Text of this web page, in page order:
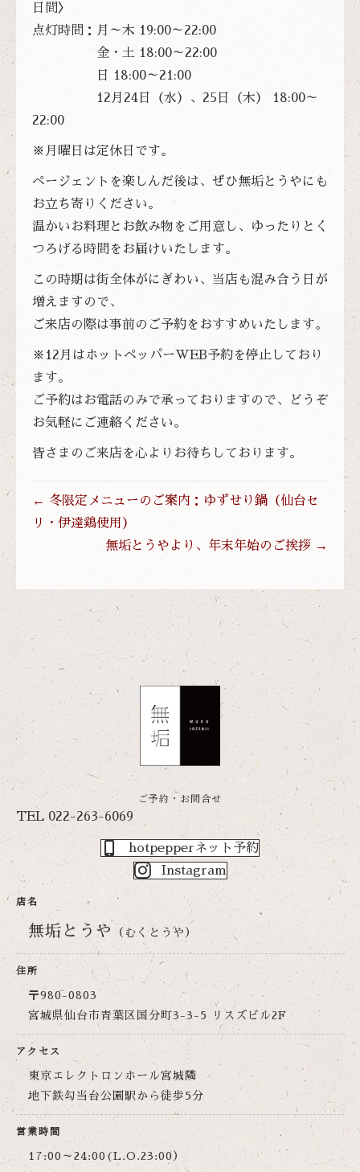
日間〉
点灯時間：月～木 19:00～22:00
金・土 18:00～22:00
日 18:00～21:00
12月24日（水）、25日（木） 18:00～
22:00
※月曜日は定休日です。
ページェントを楽しんだ後は、ぜひ無垢とうやにも
お立ち寄りください。
温かいお料理とお飲み物をご用意し、ゆったりとく
つろげる時間をお届けいたします。
この時期は街全体がにぎわい、当店も混み合う日が
増えますので、
ご来店の際は事前のご予約をおすすめいたします。
※12月はホットペッパーWEB予約を停止しており
ます。
ご予約はお電話のみで承っておりますので、どうぞ
お気軽にご連絡ください。
皆さまのご来店を心よりお待ちしております。
← 冬限定メニューのご案内：ゆずせり鍋（仙台セ
リ・伊達鶏使用）
無垢とうやより、年末年始のご挨拶 →
ご予約・お問合せ
TEL 022-263-6069
hotpepperネット予約
Instagram
店名
無垢とうや （むくとうや）
住所
〒980-0803
宮城県仙台市青葉区国分町3-3-5 リスズビル2F
アクセス
東京エレクトロンホール宮城隣
地下鉄勾当台公園駅から徒歩5分
営業時間
17:00～24:00(L.O.23:00）